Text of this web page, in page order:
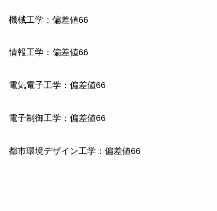
機械工学：偏差値66
情報工学：偏差値66
電気電子工学：偏差値66
電子制御工学：偏差値66
都市環境デザイン工学：偏差値66